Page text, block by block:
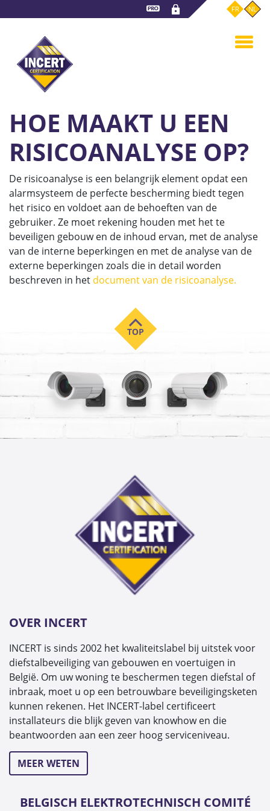
en
inhoud
FR NL
HOE MAAKT U EEN
RISICOANALYSE OP?
De risicoanalyse is een belangrijk element opdat een
alarmsysteem de perfecte bescherming biedt tegen
het risico en voldoet aan de behoeften van de
gebruiker. Ze moet rekening houden met het te
beveiligen gebouw en de inhoud ervan, met de analyse
van de interne beperkingen en met de analyse van de
externe beperkingen zoals die in detail worden
beschreven in het document van de risicoanalyse.
OVER INCERT
INCERT is sinds 2002 het kwaliteitslabel bij uitstek voor
diefstalbeveiliging van gebouwen en voertuigen in
België. Om uw woning te beschermen tegen diefstal of
inbraak, moet u op een betrouwbare beveiligingsketen
kunnen rekenen. Het INCERT-label certificeert
installateurs die blijk geven van knowhow en die
beantwoorden aan een zeer hoog serviceniveau.
MEER WETEN
BELGISCH ELEKTROTECHNISCH COMITÉ